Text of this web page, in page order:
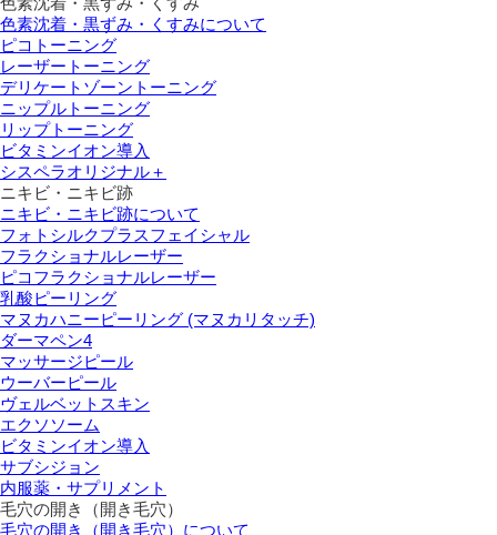
色素沈着・黒ずみ・くすみについて
ピコトーニング
レーザートーニング
デリケートゾーントーニング
ニップルトーニング
リップトーニング
ビタミンイオン導入
シスペラオリジナル＋
ニキビ・ニキビ跡
ニキビ・ニキビ跡について
フォトシルクプラスフェイシャル
フラクショナルレーザー
ピコフラクショナルレーザー
乳酸ピーリング
マヌカハニーピーリング (マヌカリタッチ)
ダーマペン4
マッサージピール
ウーバーピール
ヴェルベットスキン
エクソソーム
ビタミンイオン導入
サブシジョン
内服薬・サプリメント
毛穴の開き（開き毛穴）
毛穴の開き（開き毛穴）について